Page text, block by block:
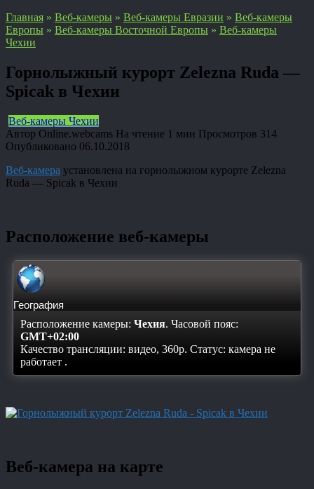
Главная » Веб-камеры » Веб-камеры Евразии » Веб-камеры
Европы » Веб-камеры Восточной Европы » Веб-камеры
Чехии
Горнолыжный курорт Zelezna Ruda —
Spicak в Чехии
Веб-камеры Чехии
Автор Online.webcams На чтение 1 мин Просмотров 314
Опубликовано 06.10.2018
Веб-камера установлена на горнолыжном курорте Zelezna
Ruda — Spicak в Чехии
Расположение веб-камеры
География
Расположение камеры: Чехия. Часовой пояс:
GMT+02:00
Качество трансляции: видео, 360p. Статус: камера не
работает .
Веб-камера на карте